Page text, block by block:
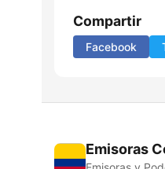
Compartir
Facebook
Emisoras